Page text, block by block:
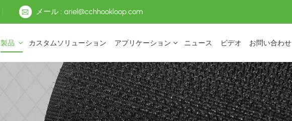
メール : ariel@cchhookloop.com
製品 カスタムソリューション アプリケーション ニュース ビデオ お問い合わせ